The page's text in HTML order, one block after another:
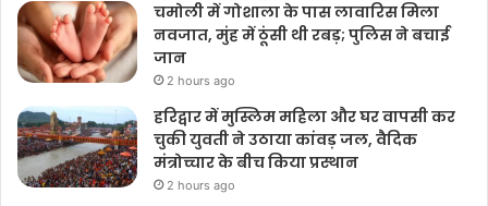
चमोली में गोशाला के पास लावारिस मिला
नवजात, मुंह में ठूंसी थी रबड़; पुलिस ने बचाई
जान
2 hours ago
हरिद्वार में मुस्लिम महिला और घर वापसी कर
चुकी युवती ने उठाया कांवड़ जल, वैदिक
मंत्रोच्चार के बीच किया प्रस्थान
2 hours ago